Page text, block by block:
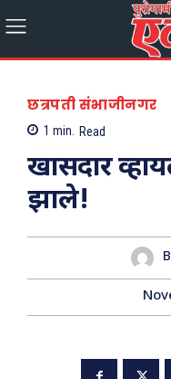
छत्रपती संभाजीनगर
1 min. Read
खासदार
झाले!